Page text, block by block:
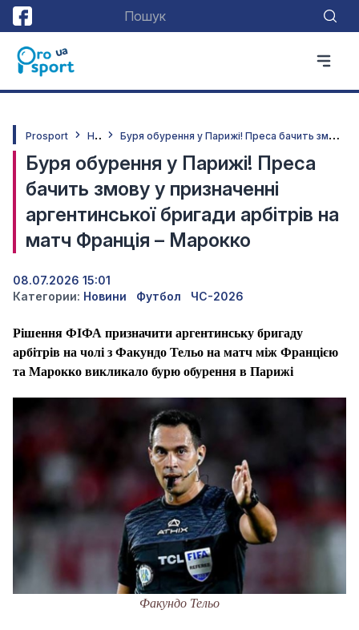
Prosport Н
овини Б
уря обурення у Парижі! Преса бачить змову у призначенні аргентинської бригади арбітрів на матч Франція – Марокко
Буря обурення у Парижі! Преса
бачить змову у призначенні
аргентинської бригади арбітрів на
матч Франція – Марокко
08.07.2026 15:01
Категории: Новини Футбол ЧС-2026
Рішення ФІФА призначити аргентинську бригаду
арбітрів на чолі з Факундо Тельо на матч між Францією
та Марокко викликало бурю обурення в Парижі
Факундо Тельо